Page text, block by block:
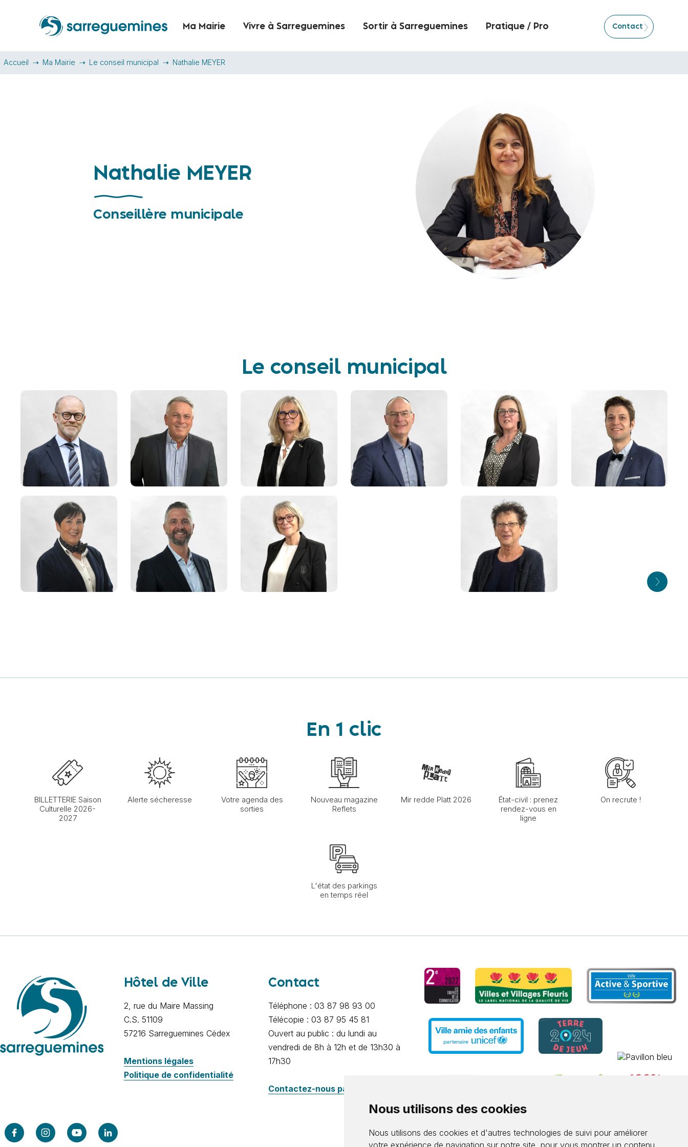
Nous utilisons des cookies
Nous utilisons des cookies et d'autres technologies de suivi pour améliorer
votre expérience de navigation sur notre site, pour vous montrer un contenu
Ma Mairie Vivre à Sarreguemines Sortir à Sarreguemines Pratique / Pro Contact
Accueil Ma Mairie Le conseil municipal Nathalie MEYER
Nathalie MEYER
Conseillère municipale
Le conseil municipal
Marc ZINGRAFF
Maire de Sarreguemines
Jean-Marc
SCHWARTZ
Premier adjoint
Christine
MARCHAL
Deuxième adjointe
Isabelle PETER
Quatrième adjointe
En 1 clic
BILLETTERIE Saison
Culturelle 2026-
2027
Alerte sécheresse
Votre agenda des
sorties
Nouveau magazine
Reflets
Mir redde Platt 2026
État-civil : prenez
rendez-vous en
ligne
On recrute !
L'état des parkings
en temps réel
Hôtel de Ville
2, rue du Maire Massing
C.S. 51109
57216 Sarreguemines Cédex
Mentions légales
Politique de confidentialité
Contact
Téléphone : 03 87 98 93 00
Télécopie : 03 87 95 45 81
Ouvert au public : du lundi au
vendredi de 8h à 12h et de 13h30 à
17h30
Contactez-nous par e-mail